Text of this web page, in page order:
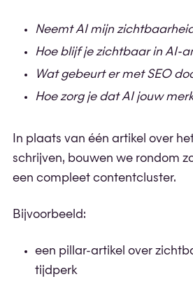
Neemt AI mijn
Hoe blijf je zichtbaar in AI-
Wat gebeurt er met SEO
Hoe zorg je dat AI jouw
In plaats van één artikel over
schrijven, bouwen we rondom
een compleet contentcluster.
Bijvoorbeeld:
een pillar-artikel over
tijdperk